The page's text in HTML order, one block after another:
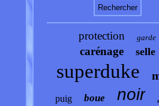
protection garde
carénage selle
superduke
puig boue noir